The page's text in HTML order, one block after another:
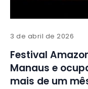
3 de abril de 2026
Festival
Manaus e
mais de um